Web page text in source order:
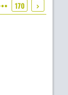
170